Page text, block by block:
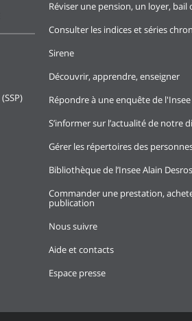
Réviser une pension, un loyer,
Consulter les indices et séries
Sirene
Découvrir, apprendre, enseigner
Répondre à une enquête de l'Insee
S’informer sur l’actualité de notre
Gérer les répertoires des
Bibliothèque de l’Insee Alain
Commander une prestation,
publication
Nous suivre
Aide et contacts
Espace presse